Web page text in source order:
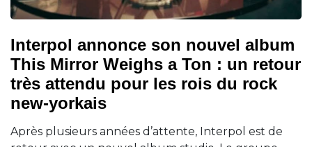
Interpol annonce son nouvel album
This Mirror Weighs a Ton : un retour
très attendu pour les rois du rock
new-yorkais
Après plusieurs années d’attente, Interpol est de